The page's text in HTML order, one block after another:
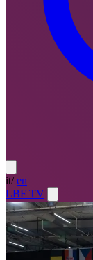
it/ en
LBF TV